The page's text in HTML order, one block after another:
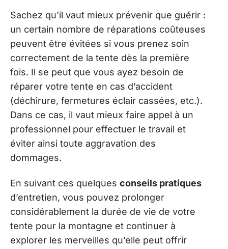
Sachez qu’il vaut mieux prévenir que guérir :
un certain nombre de réparations coûteuses
peuvent être évitées si vous prenez soin
correctement de la tente dès la première
fois. Il se peut que vous ayez besoin de
réparer votre tente en cas d’accident
(déchirure, fermetures éclair cassées, etc.).
Dans ce cas, il vaut mieux faire appel à un
professionnel pour effectuer le travail et
éviter ainsi toute aggravation des
dommages.
En suivant ces quelques conseils pratiques
d’entretien, vous pouvez prolonger
considérablement la durée de vie de votre
tente pour la montagne et continuer à
explorer les merveilles qu’elle peut offrir